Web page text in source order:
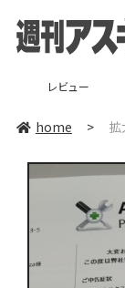
レビュー
home >